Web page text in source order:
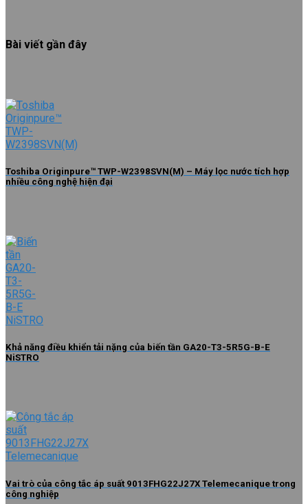
Bài viết gần đây
Toshiba Originpure™ TWP-W2398SVN(M) – Máy lọc nước tích hợp
nhiều công nghệ hiện đại
Khả năng điều khiển tải nặng của biến tần GA20-T3-5R5G-B-E
NiSTRO
Vai trò của công tắc áp suất 9013FHG22J27X Telemecanique trong
công nghiệp